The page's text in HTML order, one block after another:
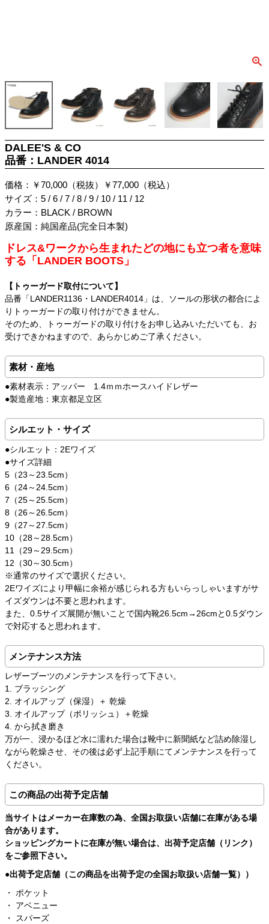
DALEE'S & CO
品番：LANDER 4014
価格：￥70,000（税抜）￥77,000（税込）
サイズ：5 / 6 / 7 / 8 / 9 / 10 / 11 / 12
カラー：BLACK / BROWN
原産国：純国産品(完全日本製)
ドレス&ワークから生まれたどの地にも立つ者を意味
する「LANDER BOOTS」
【トゥーガード取付について】
品番「LANDER1136・LANDER4014」は、ソールの形状の都合によ
りトゥーガードの取り付けができません。
そのため、トゥーガードの取り付けをお申し込みいただいても、お
受けできかねますので、あらかじめご了承ください。
素材・産地
●素材表示：アッパー 1.4ｍｍホースハイドレザー
●製造産地：東京都足立区
シルエット・サイズ
●シルエット：2Eワイズ
●サイズ詳細
5（23～23.5cm）
6（24～24.5cm）
7（25～25.5cm）
8（26～26.5cm）
9（27～27.5cm）
10（28～28.5cm）
11（29～29.5cm）
12（30～30.5cm）
※通常のサイズで選択ください。
2Eワイズにより甲幅に余裕が感じられる方もいらっしゃいますがサ
イズダウンは不要と思われます。
また、0.5サイズ展開が無いことで国内靴26.5cm→26cmと0.5ダウン
で対応すると思われます。
メンテナンス方法
レザーブーツのメンテナンスを行って下さい。
1. ブラッシング
2. オイルアップ（保湿）＋ 乾燥
3. オイルアップ（ポリッシュ）＋乾燥
4. から拭き磨き
万が一、浸かるほど水に濡れた場合は靴中に新聞紙など詰め除湿し
ながら乾燥させ、その後は必ず上記手順にてメンテナンスを行って
ください。
この商品の出荷予定店舗
当サイトはメーカー在庫数の為、全国お取扱い店舗に在庫がある場
合があります。
ショッピングカートに在庫が無い場合は、出荷予定店舗（リンク）
をご参照下さい。
●出荷予定店舗（この商品を出荷予定の全国お取扱い店舗一覧））
・ ポケット
・ アベニュー
・
スパーズ